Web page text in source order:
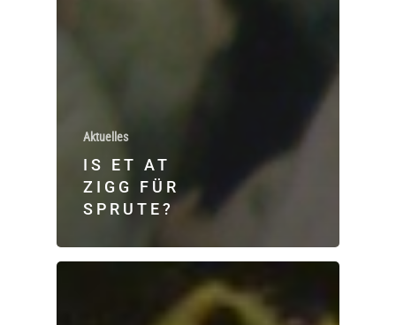
Aktuelles
IS ET AT
ZIGG FÜR
SPRUTE?